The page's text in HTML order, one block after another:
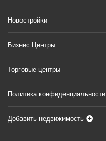
Новостройки
Бизнес Центры
Торговые центры
Политика конфиденциальности
Добавить недвижимость